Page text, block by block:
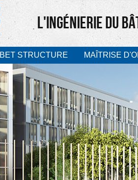
L'INGÉNIERIE DU
BET STRUCTURE MAÎTRISE